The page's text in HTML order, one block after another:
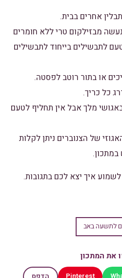
אחרים בבית.
מבזילקום טרי ללא חומרים
לתבשילים בייחוד לתבשילים
או בתור רוטב לפסטה.
כל כריך.
מלך אבל אין תחליף לטעם
של הצנוברים ניתן לקלות
איך יצא לכם בתגובות.
לתשעה באב
את המתכון